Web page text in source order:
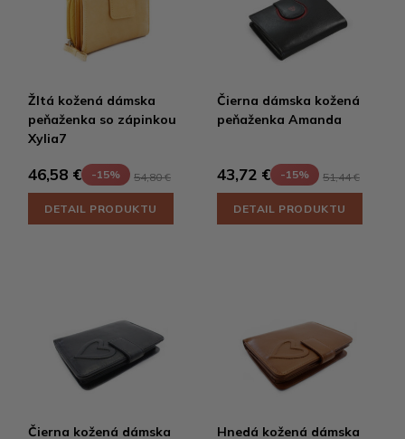
Žltá kožená dámska
peňaženka so zápinkou
Xylia7
46,58 € -15% 54,80 €
DETAIL PRODUKTU
Čierna dámska kožená
peňaženka Amanda
43,72 € -15% 51,44 €
DETAIL PRODUKTU
Čierna kožená dámska
Hnedá kožená dámska